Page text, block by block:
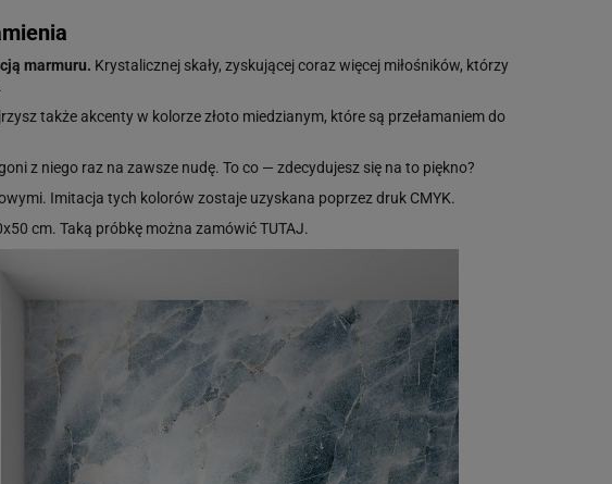
marmuru. Krystalicznej skały, zyskującej coraz więcej miłośników, którzy
także akcenty w kolorze złoto miedzianym, które są przełamaniem do
z niego raz na zawsze nudę. To co — zdecydujesz się na to piękno?
Imitacja tych kolorów zostaje uzyskana poprzez druk CMYK.
cm. Taką próbkę można zamówićTUTAJ.